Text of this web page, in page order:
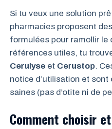
Si tu veux une solution
pharmacies proposent
formulées pour ramollir le
références utiles, tu
Cerulyse et Cerustop.
notice d’utilisation et
saines (pas d’otite ni de
Comment choisir